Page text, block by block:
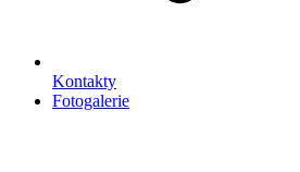
Kontakty
Fotogalerie